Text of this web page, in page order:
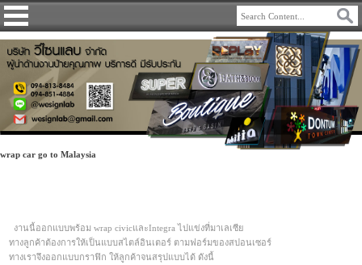
wrap car go to Malaysia
งานนี้ออกแบบพร้อม wrap civicและIntegra ไปแข่งที่มาเลเซีย
ทางลูกค้าต้องการให้เป็นแบบสไตล์อินเตอร์ ตามฟอร์มของสปอนเซอร์
ทางเราจึงออกแบบกราฟิก ให้ลูกค้าจนสรุปแบบได้ ดังนี้